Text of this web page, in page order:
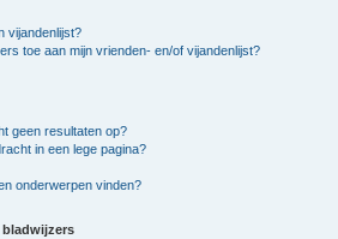
vijandenlijst?
toe aan mijn vrienden- en/of vijandenlijst?
geen resultaten op?
in een lege pagina?
onderwerpen vinden?